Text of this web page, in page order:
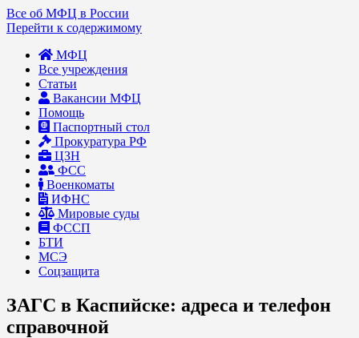
Все об МФЦ в России
Перейти к содержимому
МФЦ
Все учреждения
Статьи
Вакансии МФЦ
Помощь
Паспортный стол
Прокуратура РФ
ЦЗН
ФСС
Военкоматы
ИФНС
Мировые суды
ФССП
БТИ
МСЭ
Соцзащита
ЗАГС в Каспийске: адреса и телефон
справочной